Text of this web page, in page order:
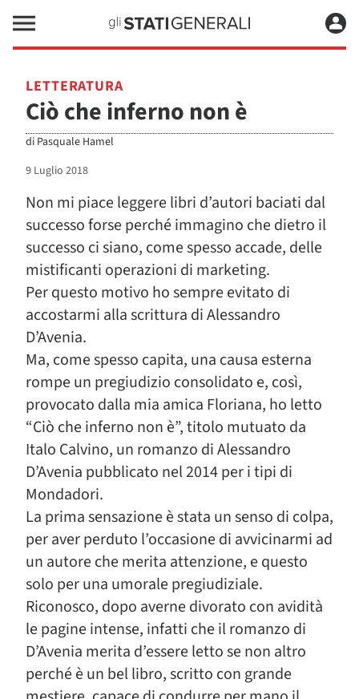
LETTERATURA
Ciò che inferno non è
di Pasquale Hamel
9 Luglio 2018
Non mi piace leggere libri d’autori baciati dal
successo forse perché immagino che dietro il
successo ci siano, come spesso accade, delle
mistificanti operazioni di marketing.
Per questo motivo ho sempre evitato di
accostarmi alla scrittura di Alessandro
D’Avenia.
Ma, come spesso capita, una causa esterna
rompe un pregiudizio consolidato e, così,
provocato dalla mia amica Floriana, ho letto
“Ciò che inferno non è”, titolo mutuato da
Italo Calvino, un romanzo di Alessandro
D’Avenia pubblicato nel 2014 per i tipi di
Mondadori.
La prima sensazione è stata un senso di colpa,
per aver perduto l’occasione di avvicinarmi ad
un autore che merita attenzione, e questo
solo per una umorale pregiudiziale.
Riconosco, dopo averne divorato con avidità
le pagine intense, infatti che il romanzo di
D’Avenia merita d’essere letto se non altro
perché è un bel libro, scritto con grande